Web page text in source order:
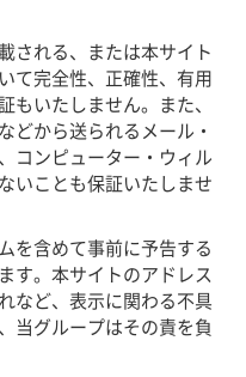
される、または本サイト
て完全性、正確性、有用
いたしません。また、
どから送られるメール・
コンピューター・ウィル
いことも保証いたしませ
を含めて事前に予告する
す。本サイトのアドレス
など、表示に関わる不具
当グループはその責を負